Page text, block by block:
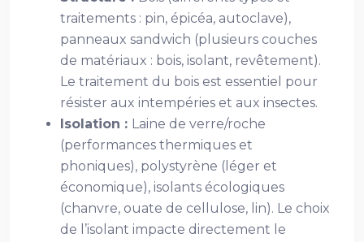
traitements : pin, épicéa, autoclave),
panneaux sandwich (plusieurs couches
de matériaux : bois, isolant, revêtement).
Le traitement du bois est essentiel pour
résister aux intempéries et aux insectes.
Isolation : Laine de verre/roche
(performances thermiques et
phoniques), polystyrène (léger et
économique), isolants écologiques
(chanvre, ouate de cellulose, lin). Le choix
de l’isolant impacte directement le